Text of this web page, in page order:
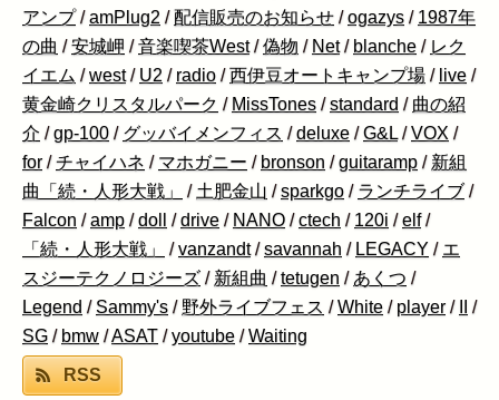
アンプ /amPlug2 /配信販売のお知らせ /ogazys / 1987年
の曲 /安城岬 /音楽喫茶West /偽物 / Net / blanche / レク
イエム /west / U2 / radio /西伊豆オートキャンプ場 / live /
黄金崎クリスタルパーク / MissTones /standard / 曲の紹
介 /gp-100 / グッバイメンフィス /deluxe /G&L /VOX /
for /チャイハネ / マホガニー / bronson /guitaramp / 新組
曲「続・人形大戦」
/ 土肥金山 /sparkgo / ランチライブ /
Falcon /amp /doll /drive / NANO /ctech / 120i /elf /
「続・人形大戦」
/vanzandt /savannah / LEGACY / エ
スジーテクノロジーズ / 新組曲 /tetugen / あくつ /
Legend /Sammy's / 野外ライブフェス /White / player /
/
SG / bmw /ASAT /youtube /Waiting
RSS